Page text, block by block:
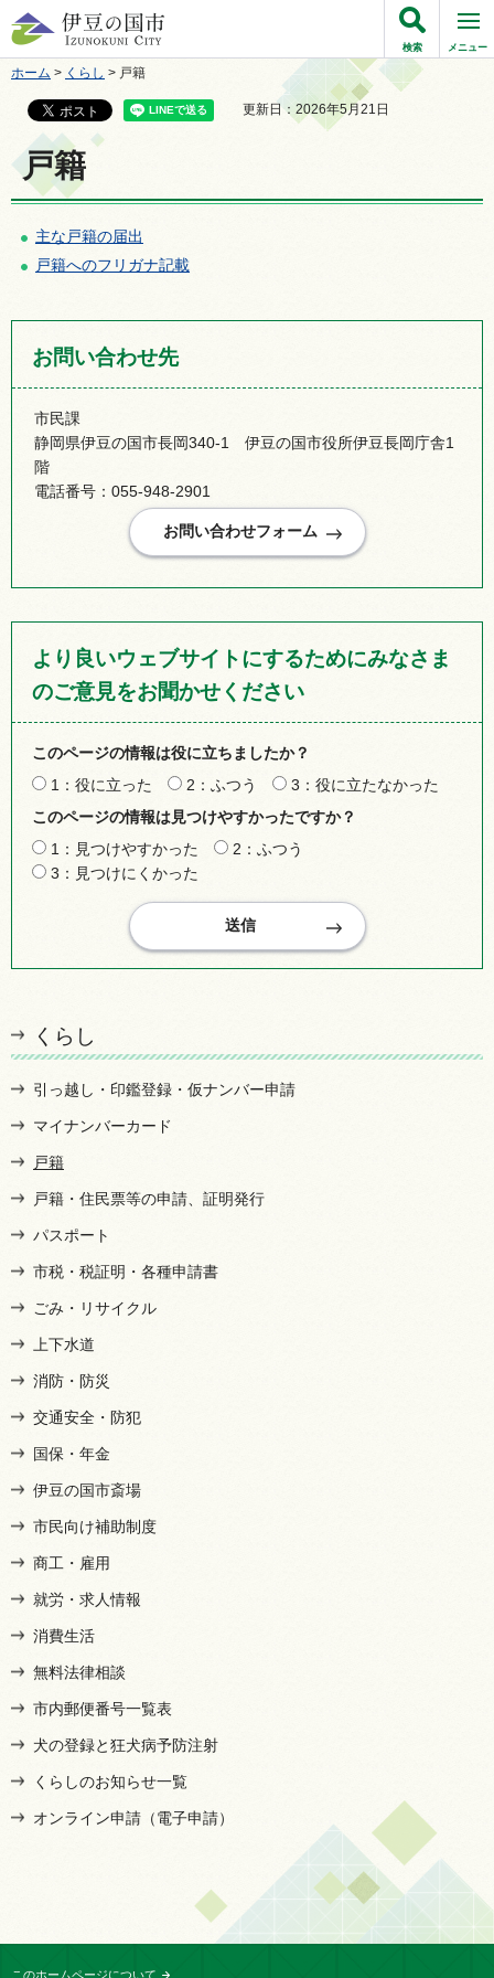
伊豆の国市
検索 メニュー
ホーム > くらし > 戸籍
更新日：2026年5月21日
戸籍
主な戸籍の届出
戸籍へのフリガナ記載
お問い合わせ先
市民課
静岡県伊豆の国市長岡340-1 伊豆の国市役所伊豆長岡庁舎1
階
電話番号：055-948-2901
より良いウェブサイトにするためにみなさま
のご意見をお聞かせください
このページの情報は役に立ちましたか？
1：役に立った
2：ふつう
3：役に立たなかった
このページの情報は見つけやすかったですか？
1：見つけやすかった
2：ふつう
3：見つけにくかった
くらし
引っ越し・印鑑登録・仮ナンバー申請
マイナンバーカード
戸籍
戸籍・住民票等の申請、証明発行
パスポート
市税・税証明・各種申請書
ごみ・リサイクル
上下水道
消防・防災
交通安全・防犯
国保・年金
伊豆の国市斎場
市民向け補助制度
商工・雇用
就労・求人情報
消費生活
無料法律相談
市内郵便番号一覧表
犬の登録と狂犬病予防注射
くらしのお知らせ一覧
オンライン申請（電子申請）
このホームページについて